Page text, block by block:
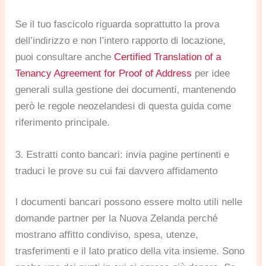
Se il tuo fascicolo riguarda soprattutto la prova
dell’indirizzo e non l’intero rapporto di locazione,
puoi consultare ancheCertified Translation of a
Tenancy Agreement for Proof of Address per idee
generali sulla gestione dei documenti, mantenendo
però le regole neozelandesi di questa guida come
riferimento principale.
3. Estratti conto bancari: invia pagine pertinenti e
traduci le prove su cui fai davvero affidamento
I documenti bancari possono essere molto utili nelle
domande partner per la Nuova Zelanda perché
mostrano affitto condiviso, spesa, utenze,
trasferimenti e il lato pratico della vita insieme. Sono